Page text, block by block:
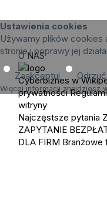
Ustawienia cookies
Używamy plików cookies
stronie i poprawy jej
Zaakceptuj Odrzuć
Więcej informacji znajdziesz
O NAS
Cyberbiznes w
prywatności
witryny
Najczęstsze pytania
ZAPYTANIE
DLA FIRM Branżowe